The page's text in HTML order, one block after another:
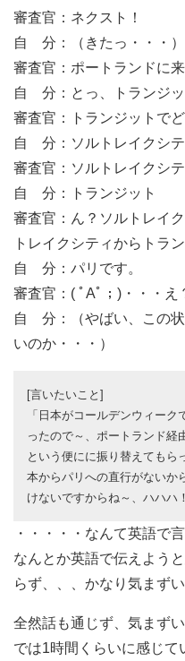
審査官：ネクスト！
自 分：（きたっ・・・）
審査官：ポートランドに
自 分：とっ、トランジッ
審査官：トランジットで
自 分：ソルトレイクシテ
審査官：ソルトレイクシ
自 分：トランジット
審査官：ん？ソルトレイ
トレイクシティからトラ
自 分：パリです。
審査官：( ﾟAﾟ；)・・・え
自 分：（やばい、この
いのか・・・）
[言いたいこと]
「日本がコールデンウィー
ったので～、ポートランド
という便にに振り替えてもら
本からパリへの直行がないか
けないですからね～、ハハハ
・・・・・なんて英語で
なんとか英語で伝えよう
らず、、、かなり気まず
全然話も通じず、気まず
では1時間くらいに感じて